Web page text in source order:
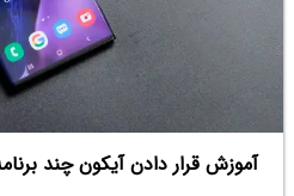
آموزش قرار دادن آیکون چند